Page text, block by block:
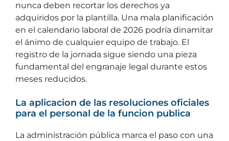
nunca deben recortar los derechos ya
adquiridos por la plantilla. Una mala planificación
en el calendario laboral de 2026 podría dinamitar
el ánimo de cualquier equipo de trabajo. El
registro de la jornada sigue siendo una pieza
fundamental del engranaje legal durante estos
meses reducidos.
La aplicacion de las resoluciones oficiales
para el personal de la funcion publica
La administración pública marca el paso con una